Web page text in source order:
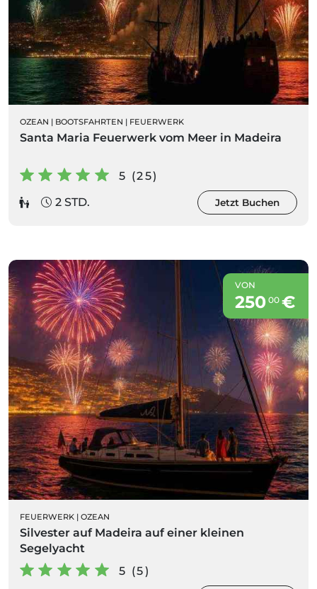
OZEAN | BOOTSFAHRTEN | FEUERWERK
Santa Maria Feuerwerk vom Meer in Madeira
5 (25)
2 STD.
Jetzt Buchen
VON
250 00€
FEUERWERK | OZEAN
Silvester auf Madeira auf einer kleinen
Segelyacht
5 (5)